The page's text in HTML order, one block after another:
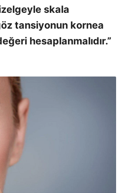
skala
tansiyonun kornea
hesaplanmalıdır.”